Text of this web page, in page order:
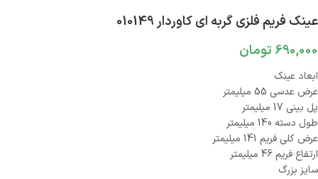
عینک فریم فلزی گربه ای کاوردار 010149
690,000 تومان
ابعاد عینک
عرض عدسی 55 میلیمتر
پل بینی 17 میلیمتر
طول دسته 140 میلیمتر
عرض کلی فریم 141 میلیمتر
ارتفاع فریم 46 میلیمتر
سایز بزرگ